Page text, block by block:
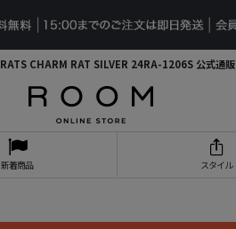
RATS CHARM RAT SILVER 24RA-1206S 公式通販
新着商品 スタイル